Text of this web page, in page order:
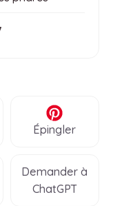
Épingler
Demander à
ChatGPT